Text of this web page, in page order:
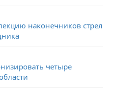
наконечников стрел
четыре